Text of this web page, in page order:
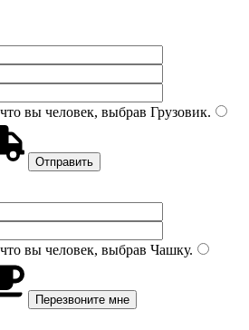
вы человек, выбрав Грузовик.
вы человек, выбрав Чашку.